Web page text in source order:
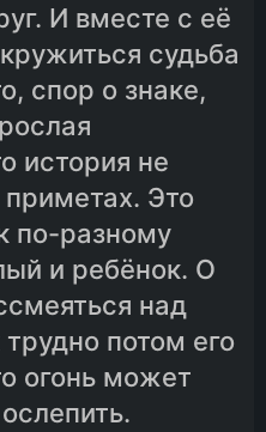
И вместе с её
судьба
спор о знаке,
история не
приметах. Это
по-разному
и ребёнок. О
над
потом его
огонь может